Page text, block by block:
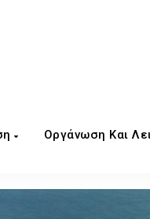
Οργάνωση Και